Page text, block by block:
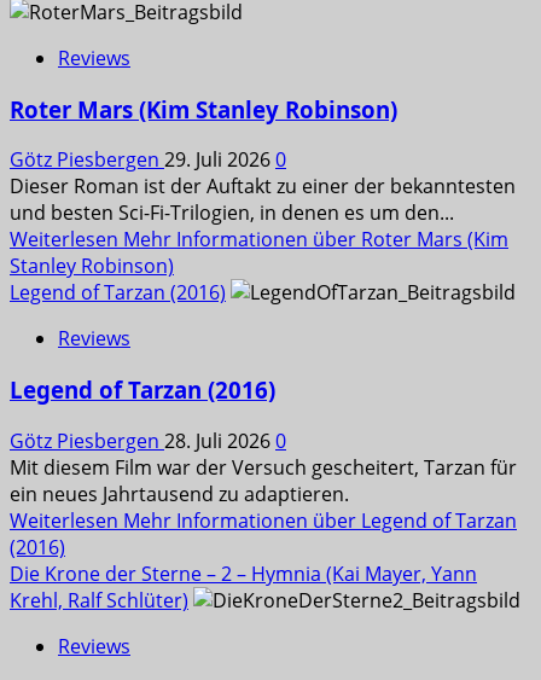
Reviews
Roter Mars (Kim Stanley Robinson)
Götz Piesbergen 29. Juli 20260
Dieser Roman ist der Auftakt zu einer der bekanntesten
und besten Sci-Fi-Trilogien, in denen es um den...
Weiterlesen Mehr Informationen über Roter Mars (Kim
Stanley Robinson)
Legend of Tarzan (2016)
Reviews
Legend of Tarzan (2016)
Götz Piesbergen 28. Juli 20260
Mit diesem Film war der Versuch gescheitert, Tarzan für
ein neues Jahrtausend zu adaptieren.
Weiterlesen Mehr Informationen über Legend of Tarzan
(2016)
Die Krone der Sterne – 2 – Hymnia (Kai Mayer, Yann
Krehl, Ralf Schlüter)
Reviews